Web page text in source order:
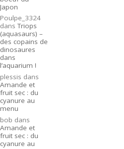
Japon
Poulpe_3324
dansTriops
(aquasaurs) –
des copains de
dinosaures
dans
l’aquarium !
plessis dans
Amande et
fruit sec : du
cyanure au
menu
bob dans
Amande et
fruit sec : du
cyanure au